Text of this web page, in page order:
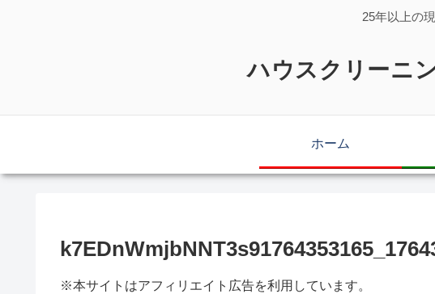
25年以上の
ハウスクリーニ
ホーム
※本サイトはアフィリエイト広告を利用しています。